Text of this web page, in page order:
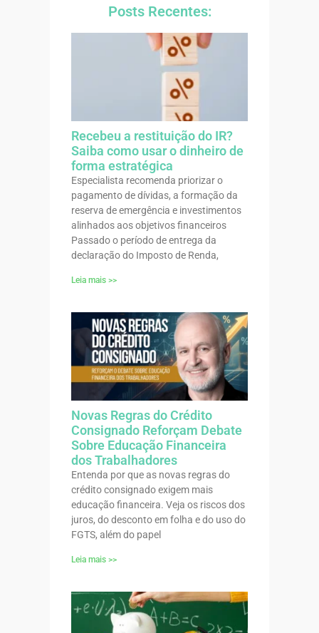
Posts Recentes:
Recebeu a restituição do IR?
Saiba como usar o dinheiro de
forma estratégica
Especialista recomenda priorizar o
pagamento de dívidas, a formação da
reserva de emergência e investimentos
alinhados aos objetivos financeiros
Passado o período de entrega da
declaração do Imposto de Renda,
Leia mais >>
Novas Regras do Crédito
Consignado Reforçam Debate
Sobre Educação Financeira
dos Trabalhadores
Entenda por que as novas regras do
crédito consignado exigem mais
educação financeira. Veja os riscos dos
juros, do desconto em folha e do uso do
FGTS, além do papel
Leia mais >>